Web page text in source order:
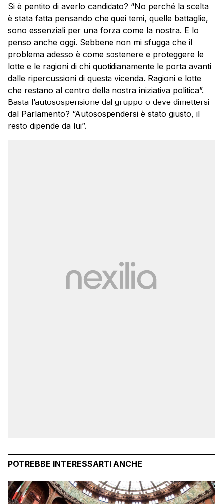
Si è pentito di averlo candidato? “No perché la scelta
è stata fatta pensando che quei temi, quelle battaglie,
sono essenziali per una forza come la nostra. E lo
penso anche oggi. Sebbene non mi sfugga che il
problema adesso è come sostenere e proteggere le
lotte e le ragioni di chi quotidianamente le porta avanti
dalle ripercussioni di questa vicenda. Ragioni e lotte
che restano al centro della nostra iniziativa politica”.
Basta l’autosospensione dal gruppo o deve dimettersi
dal Parlamento? “Autosospendersi è stato giusto, il
resto dipende da lui”.
POTREBBE INTERESSARTI ANCHE